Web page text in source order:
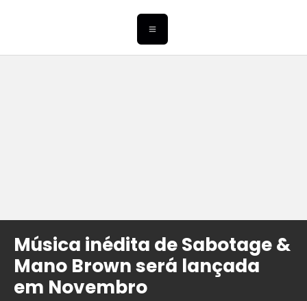
Música inédita de Sabotage &
Mano Brown será lançada
em Novembro